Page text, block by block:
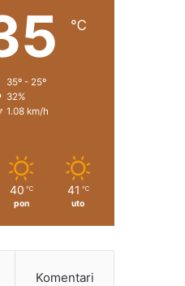
℃
35º - 25º
32%
1.08 km/h
40 ℃
pon
41 ℃
uto
Komentari